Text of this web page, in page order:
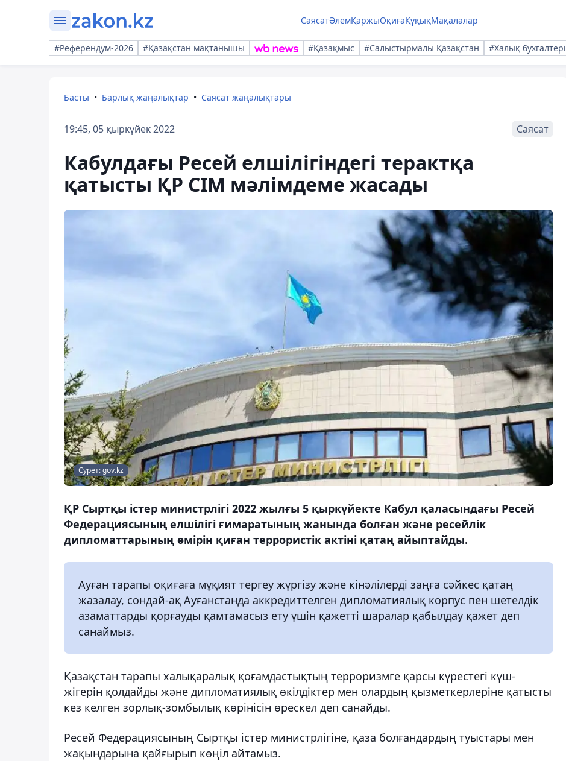
СаясатӘлемҚаржыОқиғаҚұқықМақалалар
#Референдум-2026 #Қазақстан мақтанышы #Қазақмыс #Салыстырмалы Қазақстан #Халық бухгалтері
Басты Барлық жаңалықтар Саясат жаңалықтары
19:45, 05 қыркүйек 2022 Саясат
Кабулдағы Ресей елшілігіндегі терактқа
қатысты ҚР СІМ мәлімдеме жасады
Сурет: gov.kz
ҚР Сыртқы істер министрлігі 2022 жылғы 5 қыркүйекте Кабул қаласындағы Ресей
Федерациясының елшілігі ғимаратының жанында болған және ресейлік
дипломаттарының өмірін қиған террористік актіні қатаң айыптайды.
Ауған тарапы оқиғаға мұқият тергеу жүргізу және кінәлілерді заңға сәйкес қатаң
жазалау, сондай-ақ Ауғанстанда аккредиттелген дипломатиялық корпус пен шетелдік
азаматтарды қорғауды қамтамасыз ету үшін қажетті шаралар қабылдау қажет деп
санаймыз.
Қазақстан тарапы халықаралық қоғамдастықтың терроризмге қарсы күрестегі күш-
жігерін қолдайды және дипломатиялық өкілдіктер мен олардың қызметкерлеріне қатысты
кез келген зорлық-зомбылық көрінісін өрескел деп санайды.
Ресей Федерациясының Сыртқы істер министрлігіне, қаза болғандардың туыстары мен
жақындарына қайғырып көңіл айтамыз.